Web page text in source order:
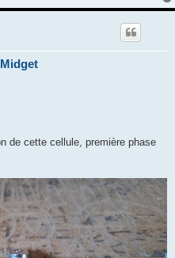
de cette cellule, première phase